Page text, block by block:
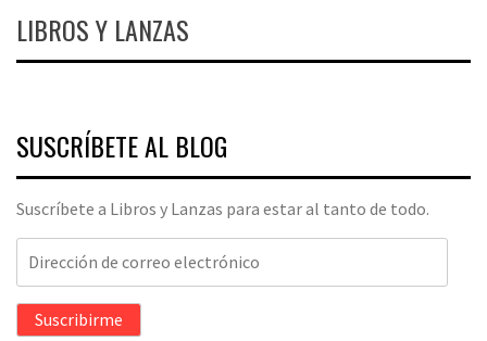
LIBROS Y LANZAS
SUSCRÍBETE AL BLOG
Suscríbete a Libros y Lanzas para estar al tanto de todo.
Dirección
correo
electrónico
Suscribirme